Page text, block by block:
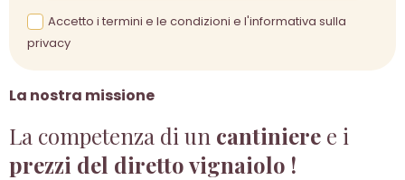
La nostra missione
La competenza di un cantiniere e i
prezzi del diretto vignaiolo !
Accetto i termini e le condizioni e l'informativa sulla
privacy